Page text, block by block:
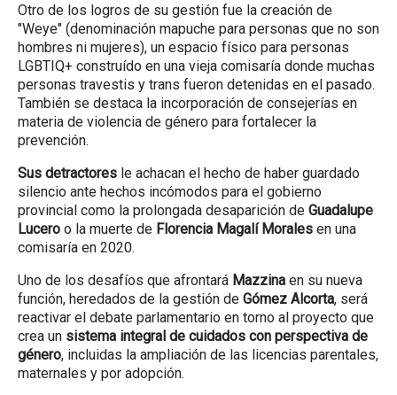
Otro de los logros de su gestión fue la creación de
"Weye" (denominación mapuche para personas que no son
hombres ni mujeres), un espacio físico para personas
LGBTIQ+ construído en una vieja comisaría donde muchas
personas travestis y trans fueron detenidas en el pasado.
También se destaca la incorporación de consejerías en
materia de violencia de género para fortalecer la
prevención.
Sus detractores le achacan el hecho de haber guardado
silencio ante hechos incómodos para el gobierno
provincial como la prolongada desaparición de Guadalupe
Lucero o la muerte de Florencia Magalí Morales en una
comisaría en 2020.
Uno de los desafíos que afrontará Mazzina en su nueva
función, heredados de la gestión de Gómez Alcorta, será
reactivar el debate parlamentario en torno al proyecto que
crea un sistema integral de cuidados con perspectiva de
género, incluidas la ampliación de las licencias parentales,
maternales y por adopción.